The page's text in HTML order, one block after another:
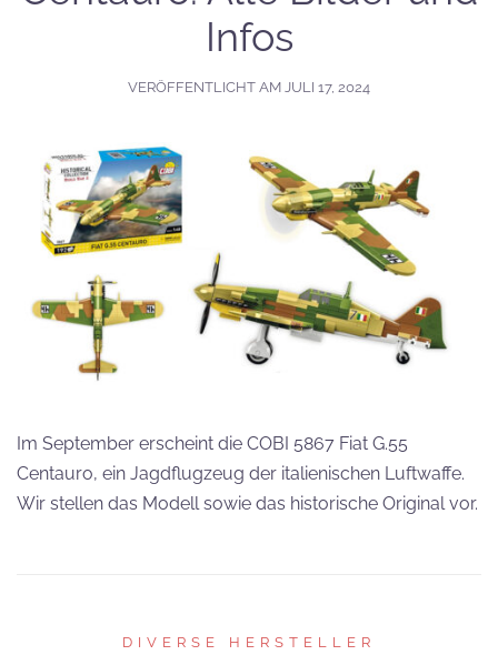
Infos
VERÖFFENTLICHT AM JULI 17, 2024
Im September erscheint die COBI 5867 Fiat G.55
Centauro, ein Jagdflugzeug der italienischen Luftwaffe.
Wir stellen das Modell sowie das historische Original vor.
DIVERSE HERSTELLER